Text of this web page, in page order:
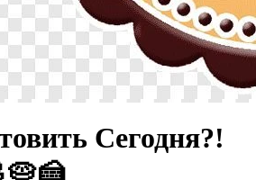
Сегодня?!